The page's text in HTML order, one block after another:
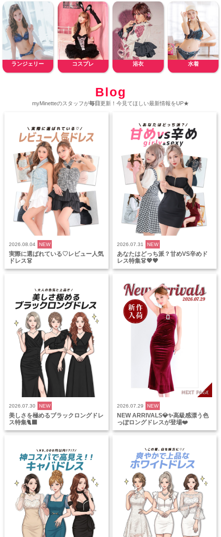
ランジェリー コスプレ 浴衣 水着
Blog
myMinetteのスタッフが毎日更新！今見てほしい最新情報をUP★
2026.08.04 NEW
実際に選ばれている♡レビュー人気
ドレス👗
2026.07.31 NEW
あなたはどっち派？甘めVS辛めド
レス特集👗💖🖤
2026.07.30 NEW
美しさを極めるブラックロングドレ
ス特集🐈‍⬛
2026.07.29 NEW
NEW ARRIVALS💎✨高級感漂う色
っぽロングドレスが登場❤️